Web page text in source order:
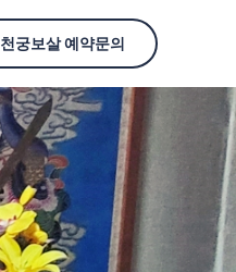
천궁보살 예약문의